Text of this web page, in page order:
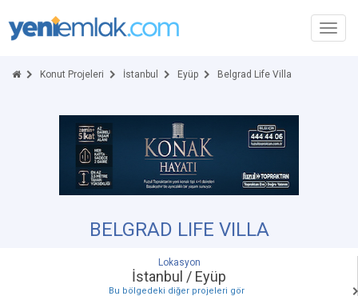
Konut Projeleri İstanbul Eyüp Belgrad Life Villa
BELGRAD LIFE VILLA
Lokasyon
İstanbul / Eyüp
Bu bölgedeki diğer projeleri gör